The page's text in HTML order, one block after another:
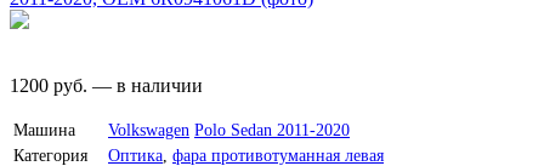
1200 руб. — в наличии
Машина Volkswagen Polo Sedan 2011-2020
Категория
Оптика фара противотуманная левая